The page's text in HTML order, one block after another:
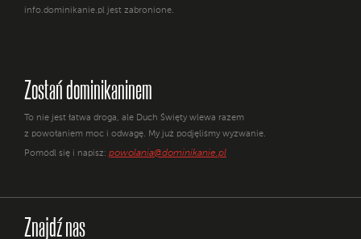
info.dominikanie.pl jest zabronione.
Zostań dominikaninem
To nie jest łatwa droga, ale Duch Święty wlewa razem
z powołaniem moc i odwagę. My już podjęliśmy wyzwanie.
Pomódl się i napisz: powolania@dominikanie.pl
Znajdź nas